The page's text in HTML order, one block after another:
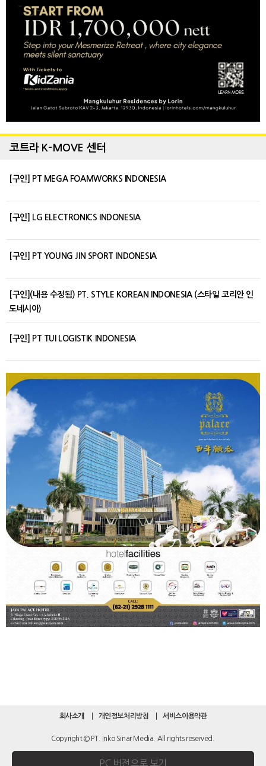
코트라 K-MOVE 센터
[구인] PT MEGA FOAMWORKS INDONESIA
[구인] LG ELECTRONICS INDONESIA
[구인] PT YOUNG JIN SPORT INDONESIA
[구인](내용 수정됨) PT. STYLE KOREAN INDONESIA (스타일 코리안 인
도네시아)
[구인] PT TUI LOGISTIK INDONESIA
회사소개 개인정보처리방침 서비스이용약관
Copyright © PT. Inko Sinar Media. All rights reserved.
PC 버전으로 보기